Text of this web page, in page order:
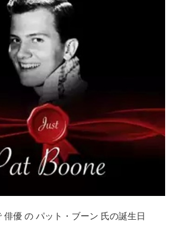
俳優 の パット・ブーン 氏の誕生日